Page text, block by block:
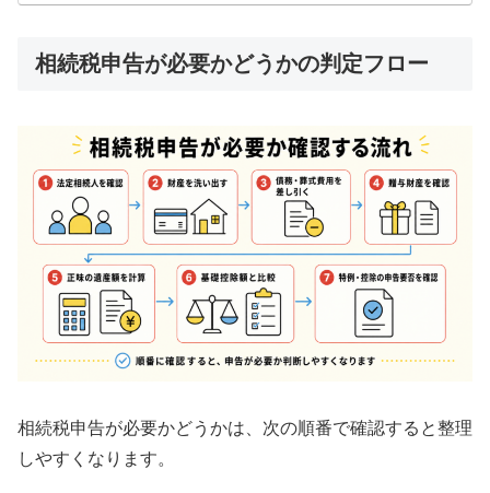
相続税申告が必要かどうかの判定フロー
相続税申告が必要かどうかは、次の順番で確認すると整理
しやすくなります。